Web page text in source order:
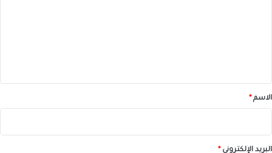
*الاسم*
البريد الإلكتروني*